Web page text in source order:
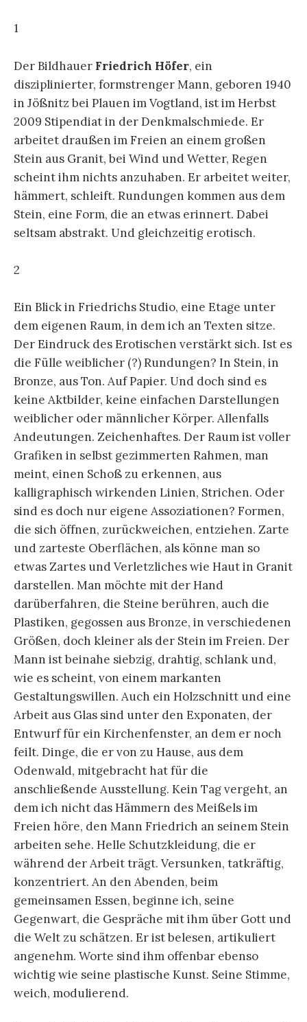
1
Der Bildhauer Friedrich Höfer, ein
disziplinierter, formstrenger Mann, geboren 1940
in Jößnitz bei Plauen im Vogtland, ist im Herbst
2009 Stipendiat in der Denkmalschmiede. Er
arbeitet draußen im Freien an einem großen
Stein aus Granit, bei Wind und Wetter, Regen
scheint ihm nichts anzuhaben. Er arbeitet weiter,
hämmert, schleift. Rundungen kommen aus dem
Stein, eine Form, die an etwas erinnert. Dabei
seltsam abstrakt. Und gleichzeitig erotisch.
2
Ein Blick in Friedrichs Studio, eine Etage unter
dem eigenen Raum, in dem ich an Texten sitze.
Der Eindruck des Erotischen verstärkt sich. Ist es
die Fülle weiblicher (?) Rundungen? In Stein, in
Bronze, aus Ton. Auf Papier. Und doch sind es
keine Aktbilder, keine einfachen Darstellungen
weiblicher oder männlicher Körper. Allenfalls
Andeutungen. Zeichenhaftes. Der Raum ist voller
Grafiken in selbst gezimmerten Rahmen, man
meint, einen Schoß zu erkennen, aus
kalligraphisch wirkenden Linien, Strichen. Oder
sind es doch nur eigene Assoziationen? Formen,
die sich öffnen, zurückweichen, entziehen. Zarte
und zarteste Oberflächen, als könne man so
etwas Zartes und Verletzliches wie Haut in Granit
darstellen. Man möchte mit der Hand
darüberfahren, die Steine berühren, auch die
Plastiken, gegossen aus Bronze, in verschiedenen
Größen, doch kleiner als der Stein im Freien. Der
Mann ist beinahe siebzig, drahtig, schlank und,
wie es scheint, von einem markanten
Gestaltungswillen. Auch ein Holzschnitt und eine
Arbeit aus Glas sind unter den Exponaten, der
Entwurf für ein Kirchenfenster, an dem er noch
feilt. Dinge, die er von zu Hause, aus dem
Odenwald, mitgebracht hat für die
anschließende Ausstellung. Kein Tag vergeht, an
dem ich nicht das Hämmern des Meißels im
Freien höre, den Mann Friedrich an seinem Stein
arbeiten sehe. Helle Schutzkleidung, die er
während der Arbeit trägt. Versunken, tatkräftig,
konzentriert. An den Abenden, beim
gemeinsamen Essen, beginne ich, seine
Gegenwart, die Gespräche mit ihm über Gott und
die Welt zu schätzen. Er ist belesen, artikuliert
angenehm. Worte sind ihm offenbar ebenso
wichtig wie seine plastische Kunst. Seine Stimme,
weich, modulierend.